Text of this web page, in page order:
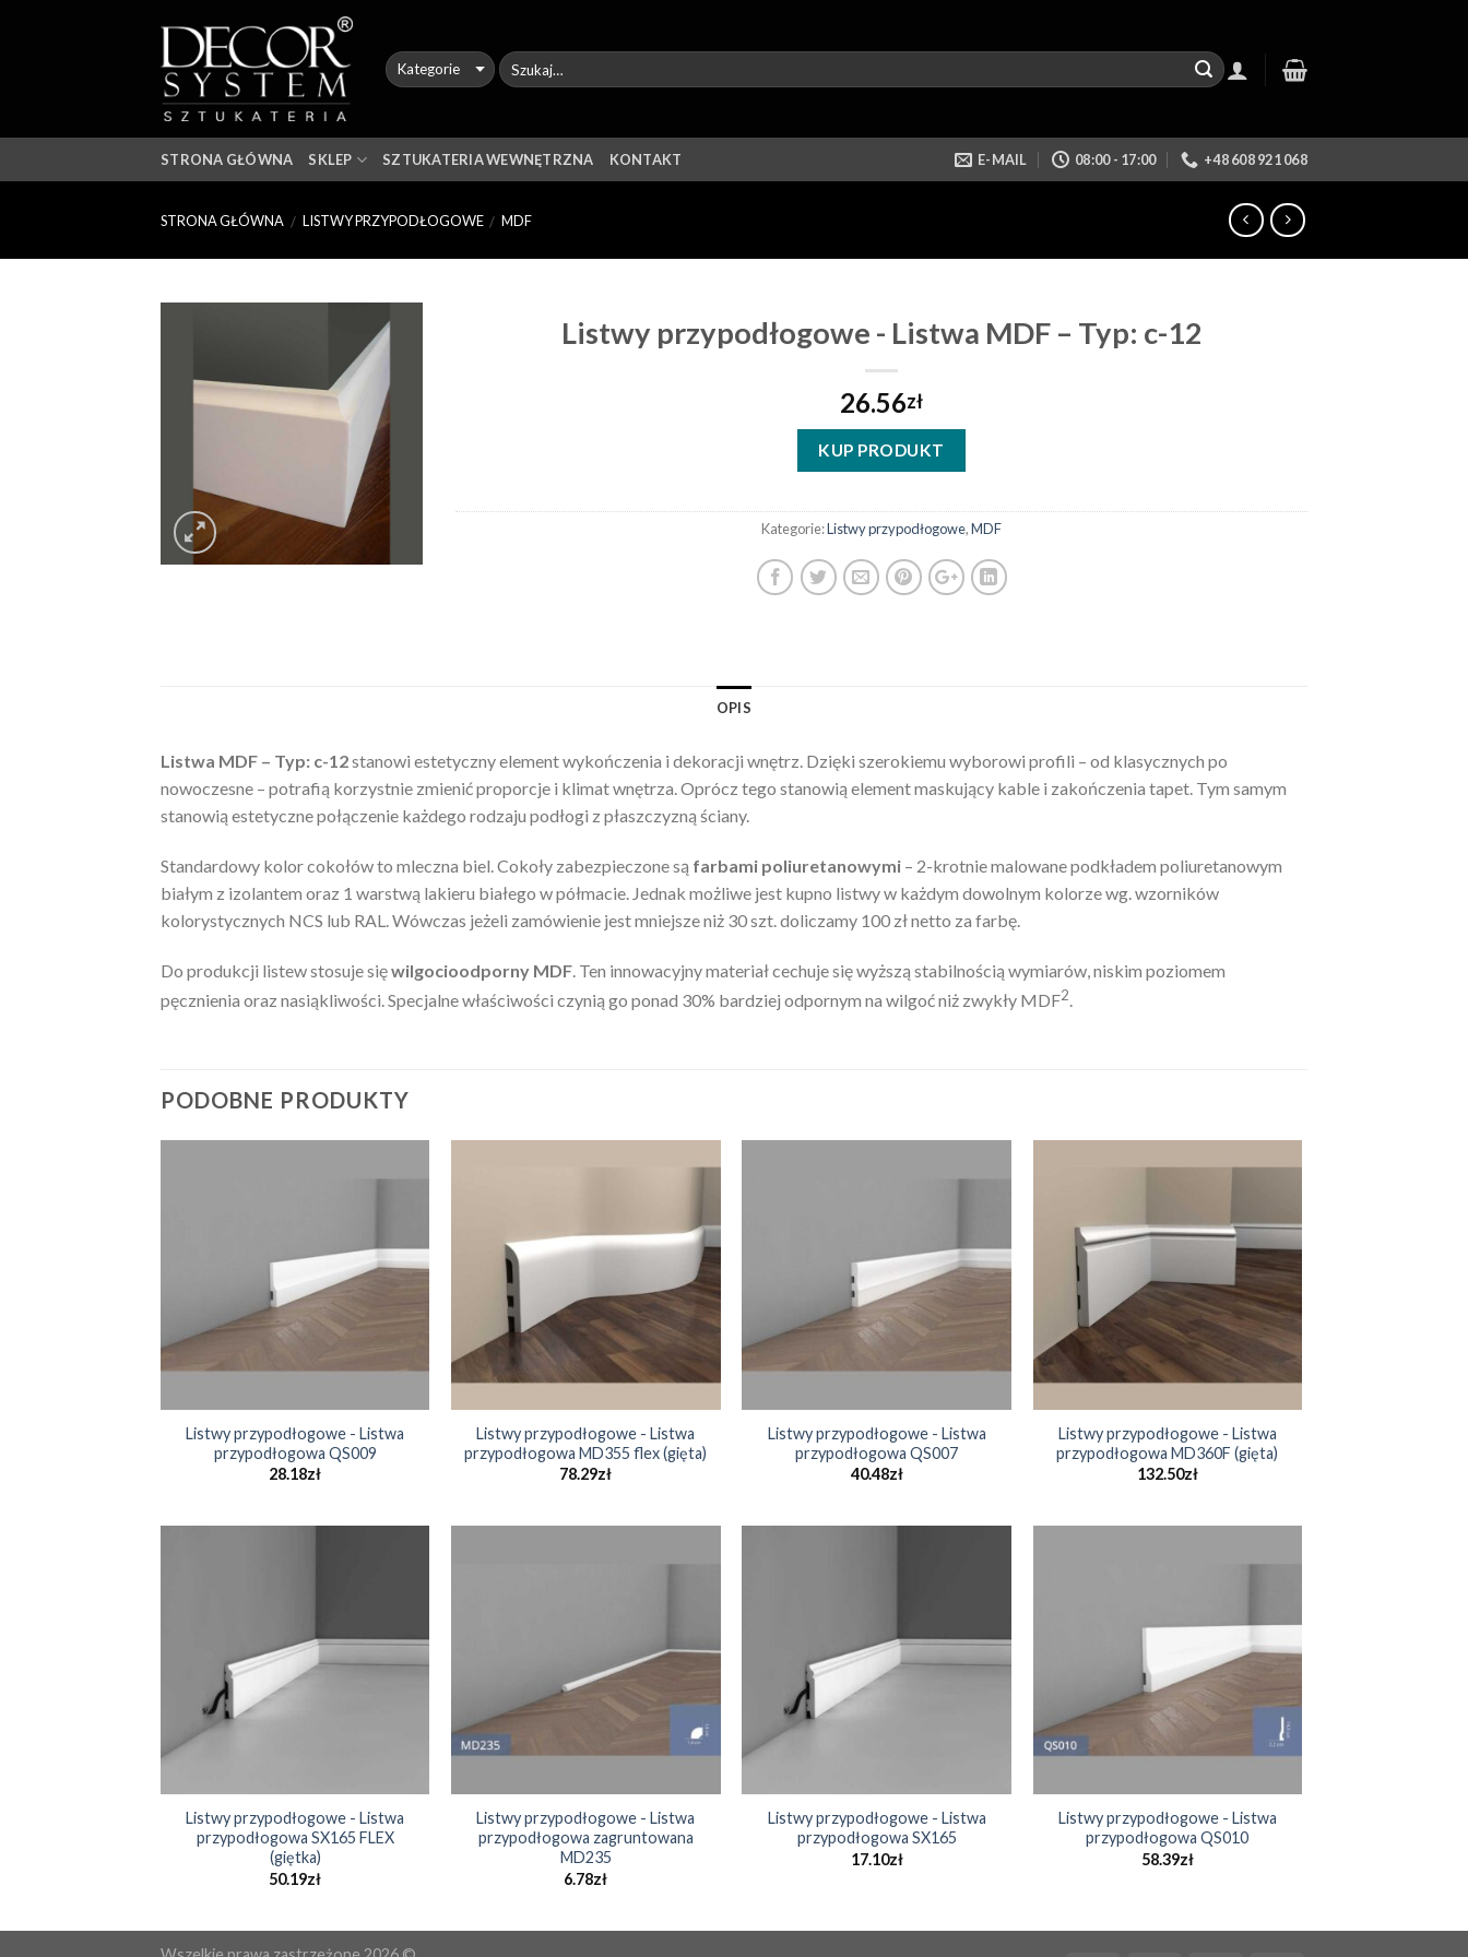
STRONA GŁÓWNA SKLEP SZTUKATERIA WEWNĘTRZNA KONTAKT E-MAIL 08:00 - 17:00 +48 608 921 068
STRONA GŁÓWNA / LISTWY PRZYPODŁOGOWE / MDF
Listwy przypodłogowe - Listwa MDF – Typ: c-12
26.56zł
KUP PRODUKT
Kategorie:Listwy przypodłogowe,MDF
OPIS
Listwa MDF – Typ: c-12stanowi estetyczny element wykończenia i dekoracji wnętrz. Dzięki szerokiemu wyborowi profili – od klasycznych po
nowoczesne – potrafią korzystnie zmienić proporcje i klimat wnętrza. Oprócz tego stanowią element maskujący kable i zakończenia tapet. Tym samym
stanowią estetyczne połączenie każdego rodzaju podłogi z płaszczyzną ściany.
Standardowy kolor cokołów to mleczna biel. Cokoły zabezpieczone są farbami poliuretanowymi – 2-krotnie malowane podkładem poliuretanowym
białym z izolantem oraz 1 warstwą lakieru białego w półmacie. Jednak możliwe jest kupno listwy w każdym dowolnym kolorze wg. wzorników
kolorystycznych NCS lub RAL. Wówczas jeżeli zamówienie jest mniejsze niż 30 szt. doliczamy 100 zł netto za farbę.
Do produkcji listew stosuje sięwilgocioodporny MDF. Ten innowacyjny materiał cechuje się wyższą stabilnością wymiarów, niskim poziomem
pęcznienia oraz nasiąkliwości. Specjalne właściwości czynią go ponad 30% bardziej odpornym na wilgoć niż zwykły MDF2.
PODOBNE PRODUKTY
Listwy przypodłogowe - Listwa
przypodłogowa QS009
28.18zł
Listwy przypodłogowe - Listwa
przypodłogowa MD355 flex (gięta)
78.29zł
Listwy przypodłogowe - Listwa
przypodłogowa QS007
40.48zł
Listwy przypodłogowe - Listwa
przypodłogowa MD360F (gięta)
132.50zł
Listwy przypodłogowe - Listwa
przypodłogowa SX165 FLEX
(giętka)
50.19zł
Listwy przypodłogowe - Listwa
przypodłogowa zagruntowana
MD235
6.78zł
Listwy przypodłogowe - Listwa
przypodłogowa SX165
17.10zł
Listwy przypodłogowe - Listwa
przypodłogowa QS010
58.39zł